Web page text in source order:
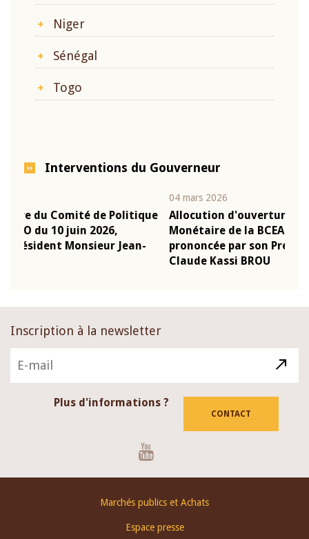
Niger
Sénégal
Togo
Interventions du Gouverneur
Allocution d'ouverture du Comité de Politique
Monétaire de la BCEAO du 4 mars 2026,
prononcée par son Président Monsieur Jean-
Inscription à la newsletter
Plus d'informations ?
CONTACT
Marchés publics et Achats
Espace presse